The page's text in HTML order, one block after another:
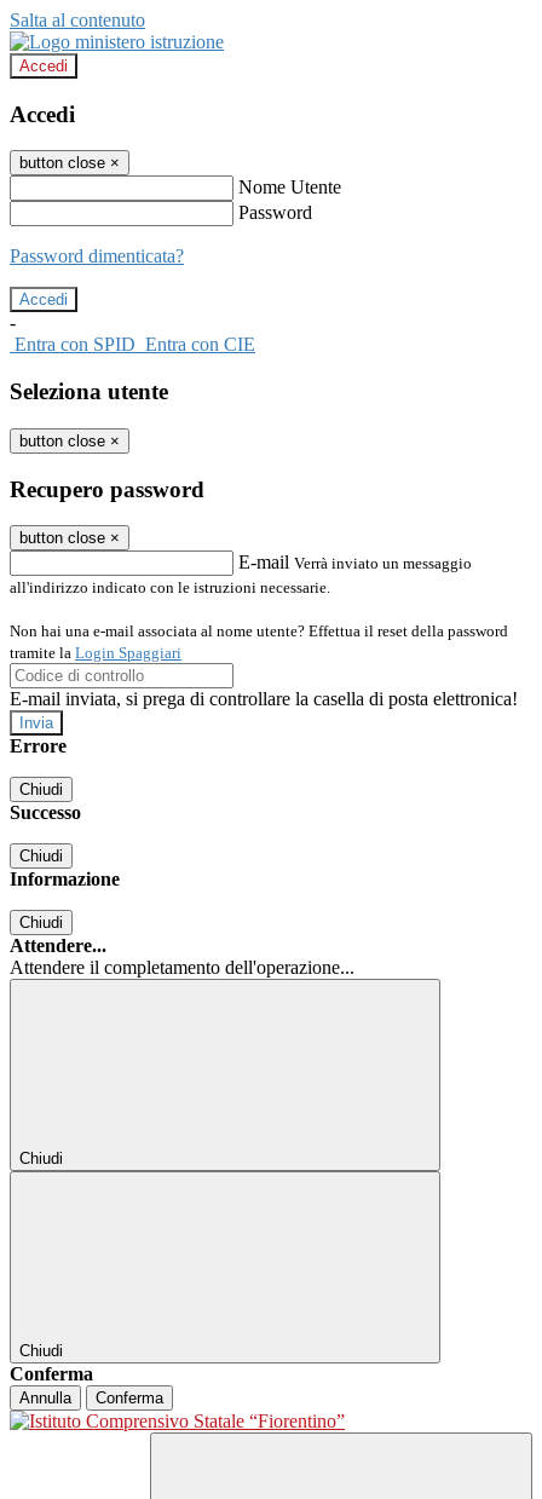
Salta al contenuto
Accedi
Accedi
button close ×
Nome Utente
Password
Password dimenticata?
-
Entra con SPID Entra con CIE
Seleziona utente
button close ×
Recupero password
button close ×
E-mail Verrà inviato un messaggio
all'indirizzo indicato con le istruzioni necessarie.
Non hai una e-mail associata al nome utente? Effettua il reset della password
tramite la Login Spaggiari
E-mail inviata, si prega di controllare la casella di posta elettronica!
Errore
Chiudi
Successo
Chiudi
Informazione
Chiudi
Attendere...
Attendere il completamento dell'operazione...
Chiudi
Chiudi
Conferma
Annulla Conferma